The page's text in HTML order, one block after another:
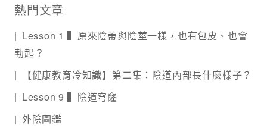
熱門文章
Lesson 1 ▍原來陰蒂與陰莖一樣，也有包皮、也會
勃起？
【健康教育冷知識】第二集：陰道內部長什麼樣子？
Lesson 9 ▍陰道穹窿
外陰圖鑑